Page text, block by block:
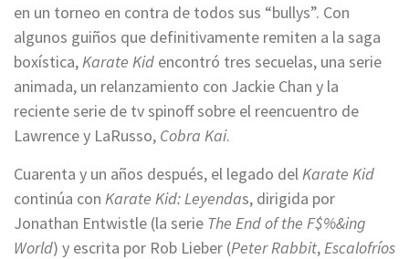
en un torneo en contra de todos sus “bullys”. Con
algunos guiños que definitivamente remiten a la saga
boxística,Karate Kid encontró tres secuelas, una serie
animada, un relanzamiento con Jackie Chan y la
reciente serie de tv spinoff sobre el reencuentro de
Lawrence y LaRusso, Cobra Kai.
Cuarenta y un años después, el legado delKarate Kid
continúa con Karate Kid: Leyendas, dirigida por
Jonathan Entwistle (la serie The End of the F$%&ing
World) y escrita por Rob Lieber (Peter Rabbit,Escalofríos